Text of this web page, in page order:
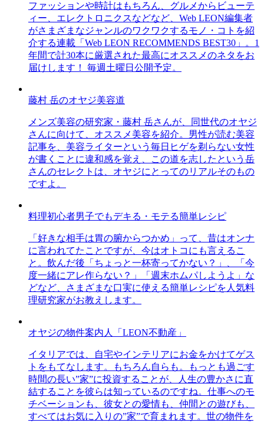
ファッションや時計はもちろん、グルメからビューテ
ィー、エレクトロニクスなどなど、Web LEON編集者
がさまざまなジャンルのワクワクするモノ・コトを紹
介する連載「Web LEON RECOMMENDS BEST30」。1
年間で計30本に厳選された最高にオススメのネタをお
届けします！ 毎週土曜日公開予定。
藤村 岳のオヤジ美容道
メンズ美容の研究家・藤村 岳さんが、同世代のオヤジ
さんに向けて、オススメ美容を紹介。男性が読む美容
記事を、美容ライターという毎日ヒゲを剃らない女性
が書くことに違和感を覚え、この道を志したという岳
さんのセレクトは、オヤジにとってのリアルそのもの
ですよ。
料理初心者男子でもデキる・モテる簡単レシピ
「好きな相手は胃の腑からつかめ」って、昔はオンナ
に言われてたことですが、今はオトコにも言えるこ
と。飲んだ後「ちょっと一杯寄ってかない？」、「今
度一緒にアレ作らない？」「週末ホムパしようよ」な
どなど、さまざまな口実に使える簡単レシピを人気料
理研究家がお教えします。
オヤジの物件案内人「LEON不動産」
イタリアでは、自宅やインテリアにお金をかけてゲス
トをもてなします。もちろん自らも。もっとも過ごす
時間の長い”家”に投資することが、人生の豊かさに直
結することを彼らは知っているのですね。仕事へのモ
チベーションも、彼女との愛情も、仲間との遊びも、
すべてはお気に入りの”家”で育まれます。世の物件を